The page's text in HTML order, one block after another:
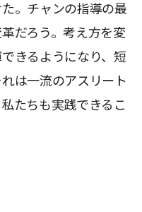
。チャンの指導の最
だろう。考え方を変
きるようになり、短
は一流のアスリート
たちも実践できるこ